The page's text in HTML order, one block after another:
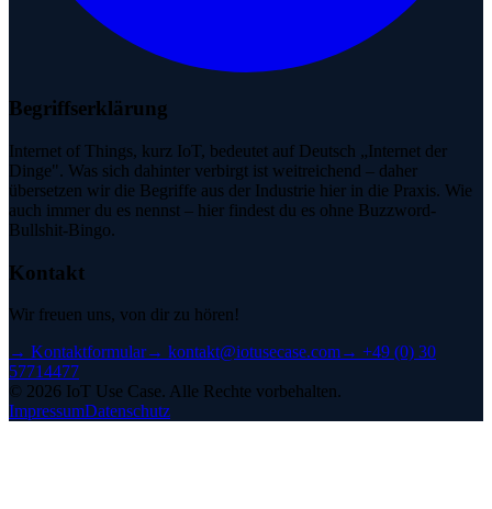
Begriffserklärung
Internet of Things, kurz IoT, bedeutet auf Deutsch „Internet der
Dinge". Was sich dahinter verbirgt ist weitreichend – daher
übersetzen wir die Begriffe aus der Industrie hier in die Praxis. Wie
auch immer du es nennst – hier findest du es ohne Buzzword-
Bullshit-Bingo.
Kontakt
Wir freuen uns, von dir zu hören!
→ Kontaktformular→ kontakt@iotusecase.com→ +49 (0) 30
57714477
© 2026 IoT Use Case. Alle Rechte vorbehalten.
ImpressumDatenschutz